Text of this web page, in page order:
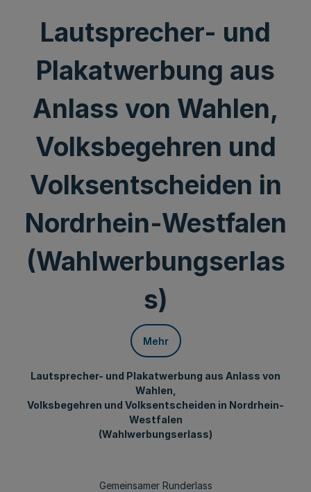
Lautsprecher- und
Plakatwerbung aus
Anlass von Wahlen,
Volksbegehren und
Volksentscheiden in
Nordrhein-Westfalen
(Wahlwerbungserlas
s)
Mehr
Lautsprecher- und Plakatwerbung aus Anlass von
Wahlen,
Volksbegehren und Volksentscheiden in Nordrhein-
Westfalen
(Wahlwerbungserlass)
Gemeinsamer Runderlass